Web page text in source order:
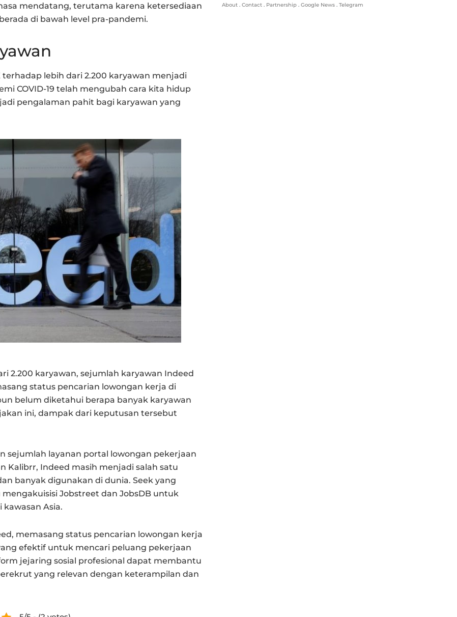
mendatang, terutama karena ketersediaan
di bawah level pra-pandemi.
lebih dari 2.200 karyawan menjadi
COVID-19 telah mengubah cara kita hidup
pengalaman pahit bagi karyawan yang
2.200 karyawan, sejumlah karyawan Indeed
status pencarian lowongan kerja di
belum diketahui berapa banyak karyawan
ini, dampak dari keputusan tersebut
sejumlah layanan portal lowongan pekerjaan
Kalibrr, Indeed masih menjadi salah satu
banyak digunakan di dunia. Seek yang
Jobstreet dan JobsDB untuk
Asia.
memasang status pencarian lowongan kerja
efektif untuk mencari peluang pekerjaan
jejaring sosial profesional dapat membantu
yang relevan dengan keterampilan dan
About . Contact . Partnership . Google News . Telegram